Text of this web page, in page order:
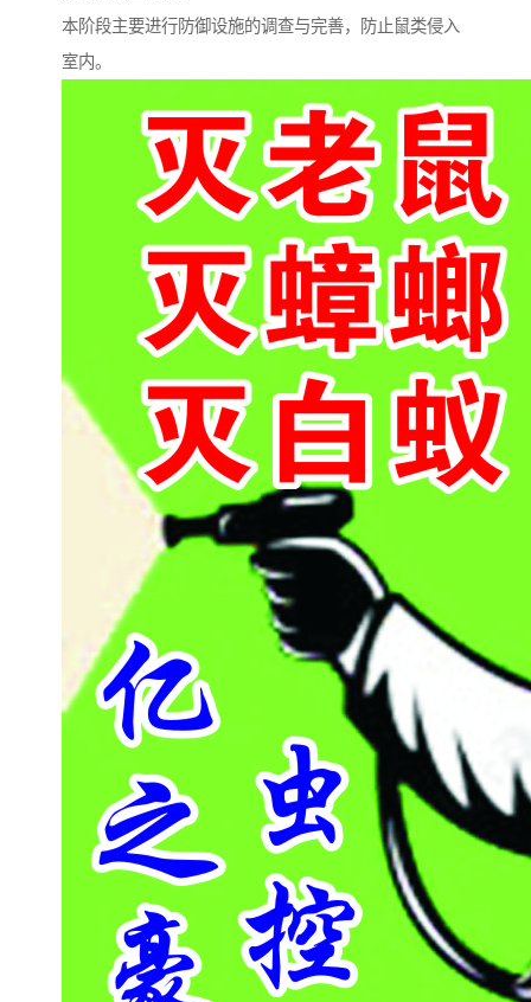
本阶段主要进行防御设施的调查与完善，防止鼠类侵入
室内。